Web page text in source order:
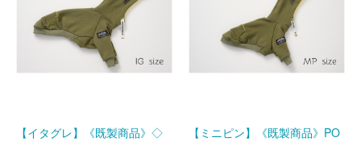
【イタグレ】《既製商品》◇
【ミニピン】《既製商品》PO